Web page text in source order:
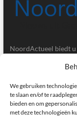
We gebruiken
te slaan en/of te
bieden en om
met deze technologieën
NoordActueel biedt u
Gegevens
Postbus 5020,